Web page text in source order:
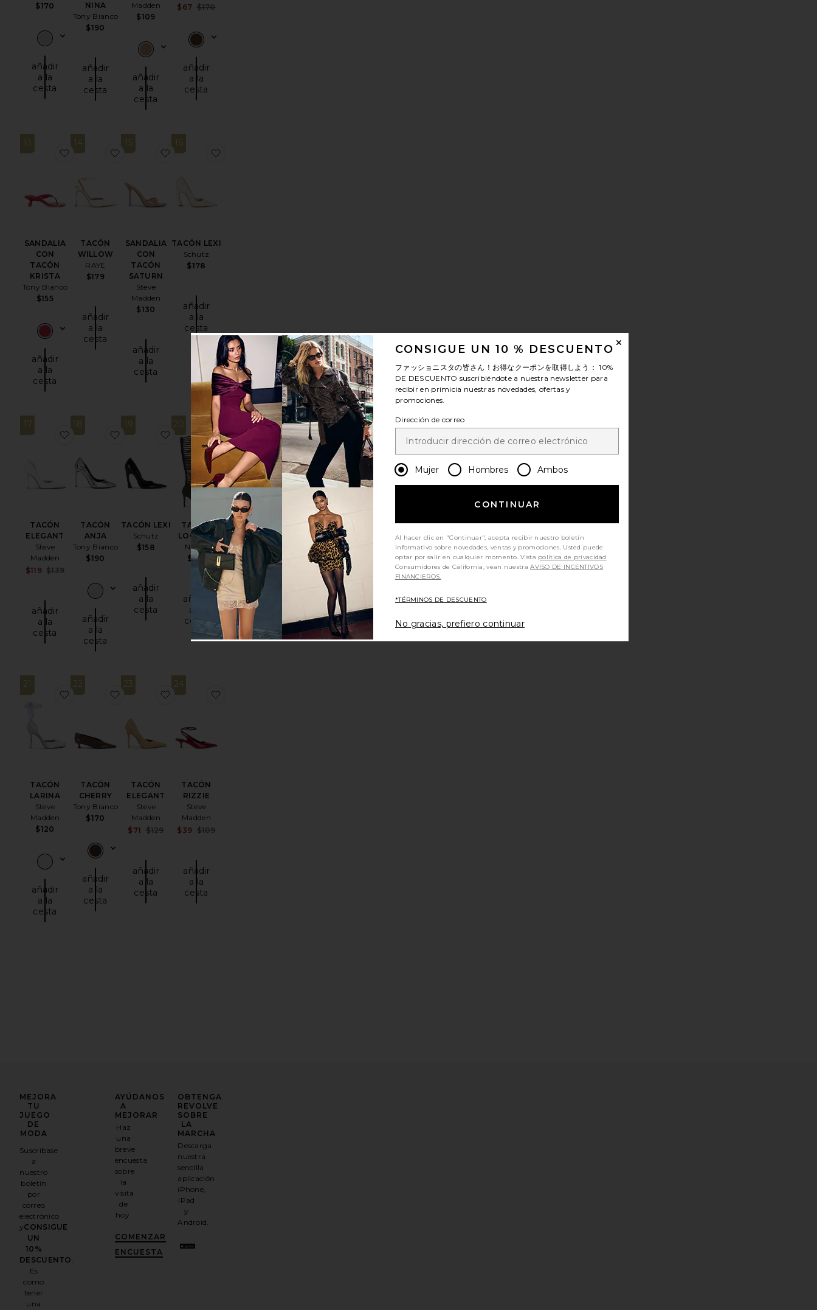
$170
añadir
a la
cesta
NINA
Tony Bianco
$190
añadir
a la
cesta
Madden
$109
añadir
a la
cesta
$67 $170
añadir
a la
cesta
13
SANDALIA
CON
TACÓN
KRISTA
Tony Bianco
$155
añadir
a la
cesta
favoritoSANDALIA CON TACÓN KRISTA
14
TACÓN
WILLOW
RAYE
$179
añadir
a la
cesta
favoritoTACÓN WILLOW
15
SANDALIA
CON
TACÓN
SATURN
Steve
Madden
$130
añadir
a la
cesta
favoritoSANDALIA CON TACÓN SATURN
16
TACÓN LEXI
Schutz
$178
añadir
a la
cesta
17
TACÓN
ELEGANT
Steve
Madden
$119 $139
añadir
a la
cesta
favoritoTACÓN ELEGANT
18
TACÓN
ANJA
Tony Bianco
$190
añadir
a la
cesta
favoritoTACÓN ANJA
19
TACÓN LEXI
Schutz
$158
añadir
a la
cesta
favoritoTACÓN LEXI
20
TACÓN
LOCK UP
NIIHAI
$164
añadir
a la
cesta
favoritoTACÓN LOCK UP
21
TACÓN
LARINA
Steve
Madden
$120
añadir
a la
cesta
favoritoTACÓN LARINA
22
TACÓN
CHERRY
Tony Bianco
$170
añadir
a la
cesta
favoritoTACÓN CHERRY
23
TACÓN
ELEGANT
Steve
Madden
Sale price:
$71 $129
añadir
a la
cesta
favoritoTACÓN ELEGANT
24
TACÓN
RIZZIE
Steve
Madden
$39 $109
añadir
a la
cesta
MEJORA
TU
JUEGO
DE
MODA
Suscríbase
a
nuestro
boletín
por
correo
electrónico
yCONSIGUE
UN
10%
DESCUENTO .
Es
como
tener
una
AYÚDANOS
A
MEJORAR
Haz
una
breve
encuesta
sobre
la
visita
de
hoy.
COMENZAR
ENCUESTA
OBTENGA
REVOLVE
SOBRE
LA
MARCHA
Descarga
nuestra
sencilla
aplicación
iPhone,
iPad
y
Android.
CONSIGUE UN 10 % DESCUENTO
ファッショニスタの皆さん！お得なクーポンを取得しよう：10%
DE DESCUENTO suscribiéndote a nuestra newsletter para
recibir en primicia nuestras novedades, ofertas y
promociones.
Dirección de correo
Mujer Hombres Ambos
CONTINUAR
Al hacer clic en "Continuar", acepta recibir nuestro boletín
informativo sobre novedades, ventas y promociones. Usted puede
optar por salir en cualquier momento. Vista política de privacidad
Consumidores de California, vean nuestraAVISO DE INCENTIVOS
FINANCIEROS.
*TÉRMINOS DE DESCUENTO
No gracias, prefiero continuar